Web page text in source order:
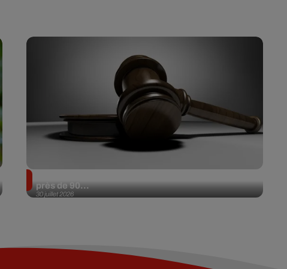
30 juillet 2026
près de 90...